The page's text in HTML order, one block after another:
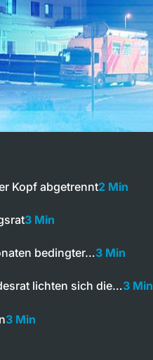
Kopf abgetrennt2 Min
3 Min
bedingter…3 Min
lichten sich die…3 Min
3 Min